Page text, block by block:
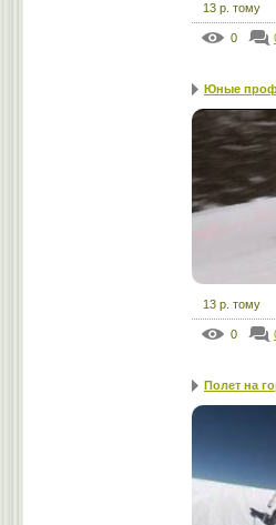
13 р. тому
0
Юные
13 р. тому
0
Полет на